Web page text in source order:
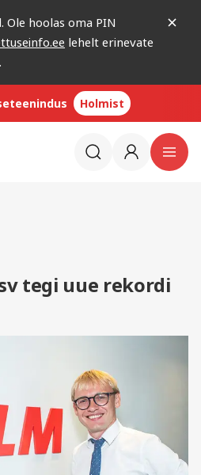
Ole hoolas oma PIN
lehelt erinevate
Holmist
tegi uue rekordi